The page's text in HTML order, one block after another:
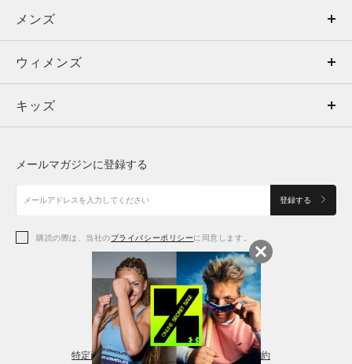
メンズ
ウィメンズ
キッズ
アクセサリー
メンズ
トップス
ボトムス
アクセサリー
ウィメンズ
トップス
シューズ
アクセサリー
レギンス＆タイツ
キッズ
シューズ
メールマガジンに登録する
登録する
購読の際は、当社のプライバシーポリシーに同意します。
特定商取引法に基づく通販の表記 会員規約